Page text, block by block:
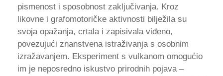
pismenost i sposobnost zaključivanja. Kroz
likovne i grafomotoričke aktivnosti bilježila su
svoja opažanja, crtala i zapisivala viđeno,
povezujući znanstvena istraživanja s osobnim
izražavanjem. Eksperiment s vulkanom omogućio
im je neposredno iskustvo prirodnih pojava –